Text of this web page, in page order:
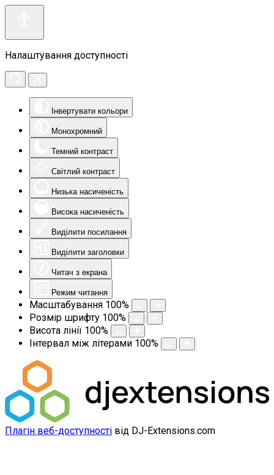
Налаштування доступності
Інвертувати кольори
Монохромний
Темний контраст
Світлий контраст
Низька насиченість
Висока насиченість
Виділити посилання
Виділити заголовки
Читач з екрана
Режим читання
Масштабування 100%
Розмір шрифту 100%
Висота лінії 100%
Інтервал між літерами 100%
Плагін веб-доступності від DJ-Extensions.com